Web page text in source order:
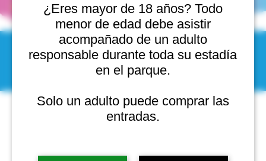
¿Eres mayor de 18 años? Todo
menor de edad debe asistir
acompañado de un adulto
responsable durante toda su estadía
en el parque.
Solo un adulto puede comprar las
entradas.
del Mar, Valparaíso, Chile